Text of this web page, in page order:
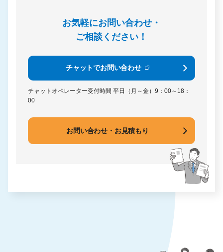
お気軽にお問い合わせ・
ご相談ください！
チャットでお問い合わせ
チャットオペレーター受付時間 平日（月～金）9：00～18：
00
お問い合わせ・お見積もり